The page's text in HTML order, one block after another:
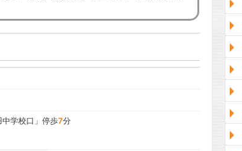
学校口」停歩7分